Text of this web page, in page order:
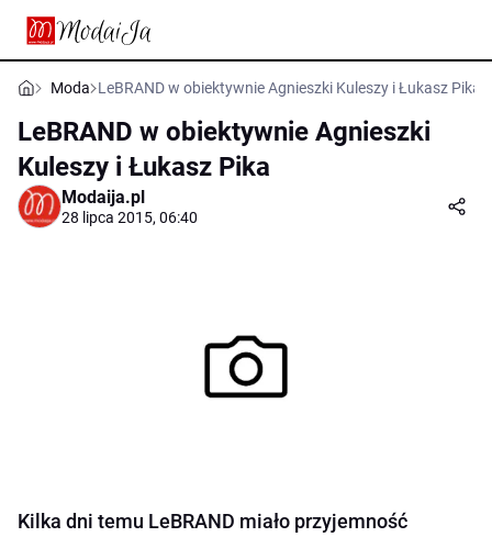
Moda LeBRAND w obiektywnie Agnieszki Kuleszy i Łukasz Pika
LeBRAND w obiektywnie Agnieszki
Kuleszy i Łukasz Pika
Modaija.pl
28 lipca 2015, 06:40
Kilka dni temu LeBRAND miało przyjemność